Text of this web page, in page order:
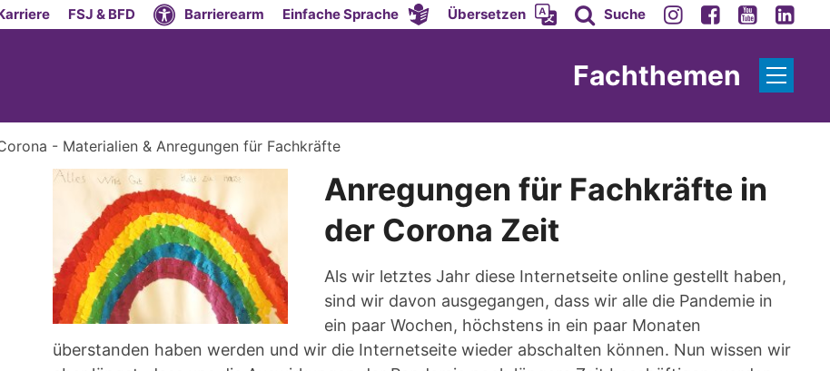
FSJ & BFD Barrierearm Einfache Sprache Übersetzen Suche
Fachthemen
- Materialien & Anregungen für Fachkräfte
Anregungen für Fachkräfte in
der Corona Zeit
Als wir letztes Jahr diese Internetseite online gestellt haben,
sind wir davon ausgegangen, dass wir alle die Pandemie in
ein paar Wochen, höchstens in ein paar Monaten
überstanden haben werden und wir die Internetseite wieder abschalten können. Nun wissen wir